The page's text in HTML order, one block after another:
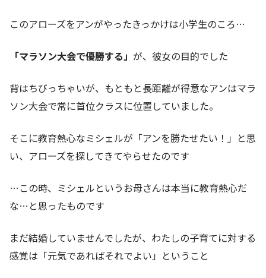
このアローズをアンがやったきっかけは小学生のころ…
「マラソン大会で優勝する」 が、彼女の目的でした
背はちびっちゃいが、もともと長距離が得意なアンはマラ
ソン大会で常に首位クラスに位置していました。
そこに教育熱心なミシェルが「アンを勝たせたい！」と思
い、アローズを探してきてやらせたのです
…この時、ミシェルというお母さんは本当に教育熱心だ
な…と思ったものです
まだ結婚していませんでしたが、わたしの子育てに対する
感覚は「元気であればそれでよい」ということ